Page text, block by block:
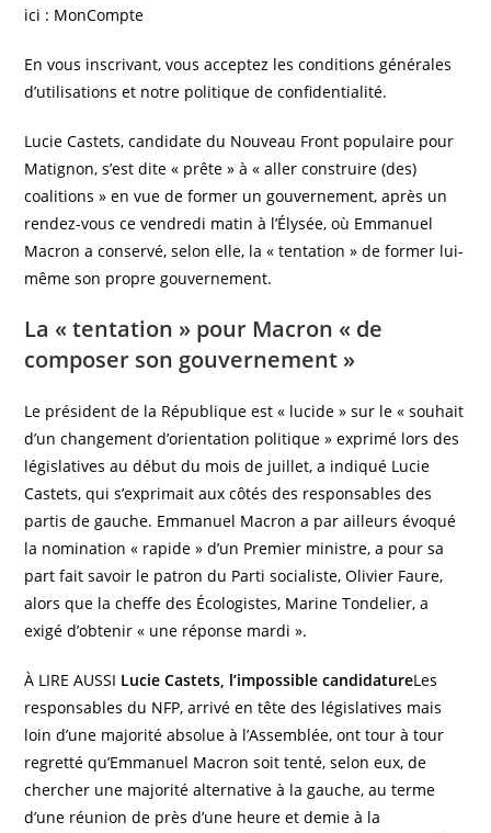
ici : MonCompte
En vous inscrivant, vous acceptez les conditions générales
d’utilisations et notre politique de confidentialité.
Lucie Castets, candidate du Nouveau Front populaire pour
Matignon, s’est dite « prête » à « aller construire (des)
coalitions » en vue de former un gouvernement, après un
rendez-vous ce vendredi matin à l’Élysée, où Emmanuel
Macron a conservé, selon elle, la « tentation » de former lui-
même son propre gouvernement.
La « tentation » pour Macron « de
composer son gouvernement »
Le président de la République est « lucide » sur le « souhait
d’un changement d’orientation politique » exprimé lors des
législatives au début du mois de juillet, a indiqué Lucie
Castets, qui s’exprimait aux côtés des responsables des
partis de gauche. Emmanuel Macron a par ailleurs évoqué
la nomination « rapide » d’un Premier ministre, a pour sa
part fait savoir le patron du Parti socialiste, Olivier Faure,
alors que la cheffe des Écologistes, Marine Tondelier, a
exigé d’obtenir « une réponse mardi ».
À LIRE AUSSI Lucie Castets, l’impossible candidatureLes
responsables du NFP, arrivé en tête des législatives mais
loin d’une majorité absolue à l’Assemblée, ont tour à tour
regretté qu’Emmanuel Macron soit tenté, selon eux, de
chercher une majorité alternative à la gauche, au terme
d’une réunion de près d’une heure et demie à la